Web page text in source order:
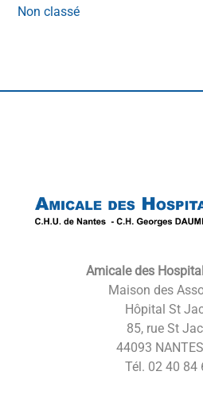
Non classé
To
Top
Amicale des
Maison des
Hôpital St
85, rue St
44093
Tél. 02 40 84